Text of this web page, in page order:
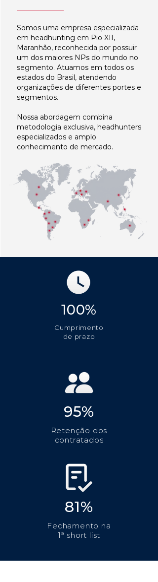
Somos uma empresa especializada
em headhunting em Pio XII,
Maranhão, reconhecida por possuir
um dos maiores NPs do mundo no
segmento. Atuamos em todos os
estados do Brasil, atendendo
organizações de diferentes portes e
segmentos.
Nossa abordagem combina
metodologia exclusiva, headhunters
especializados e amplo
conhecimento de mercado.
100%
Cumprimento
de prazo
95%
Retenção dos
contratados
81%
Fechamento na
1ª short list